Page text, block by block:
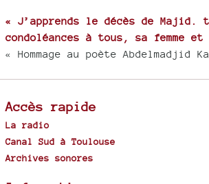
« J’apprends le décès de Majid.
condoléances à tous, sa femme
« Hommage au poète Abdelmadjid
Accès rapide
La radio
Canal Sud à Toulouse
Archives sonores